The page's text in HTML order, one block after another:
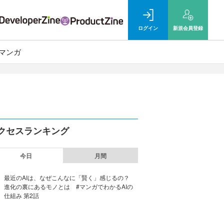
ログイン 新規会員登録
ンガ
セスランキング
今日 月間
最近のAIは、なぜこんなに「賢く」感じるの？
進化の裏にあるモノとは #マンガでわかるAIの
仕組み 第2話